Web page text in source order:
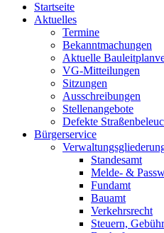
Startseite
Aktuelles
Termine
Bekanntmachungen
Aktuelle
VG-Mitteilungen
Sitzungen
Ausschreibungen
Stellenangebote
Defekte
Bürgerservice
Standesamt
Melde- &
Fundamt
Bauamt
Verkehrsrecht
Steuern,